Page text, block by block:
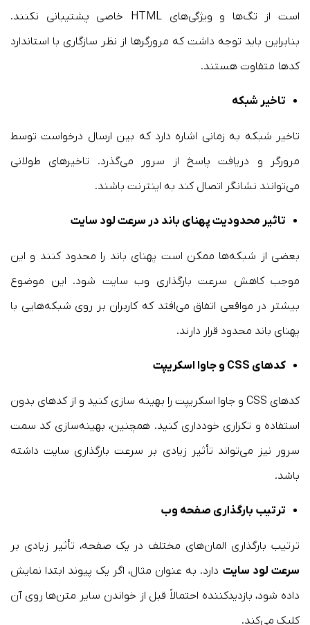
است از تگ‌ها و ویژگی‌های HTML خاصی پشتیبانی نکنند.
بنابراین باید توجه داشت که مرورگرها از نظر سازگاری با استاندارد
کدها متفاوت هستند.
تاخیر شبکه
تاخیر شبکه به زمانی اشاره دارد که بین ارسال درخواست توسط
مرورگر و دریافت پاسخ از سرور می‌گذرد. تاخیرهای طولانی
می‌توانند نشانگر اتصال کند به اینترنت باشند.
تاثیر محدودیت پهنای باند در سرعت لود سایت
بعضی از شبکه‌ها ممکن است پهنای باند را محدود کنند و این
موجب کاهش سرعت بارگذاری وب سایت شود. این موضوع
بیشتر در مواقعی اتفاق می‌افتد که کاربران بر روی شبکه‌هایی با
پهنای باند محدود قرار دارند.
کدهای CSS و جاوا اسکریپت
کد‌های CSS و جاوا اسکریپت را بهینه سازی کنید و از کدهای بدون
استفاده و تکراری خودداری کنید. همچنین، بهینه‌سازی کد سمت
سرور نیز می‌تواند تأثیر زیادی بر سرعت بارگذاری سایت داشته
باشد.
ترتیب بارگذاری صفحه وب
ترتیب بارگذاری المان‌های مختلف در یک صفحه، تأثیر زیادی بر
سرعت لود سایت دارد. به عنوان مثال، اگر یک پیوند ابتدا نمایش
داده شود، بازدیدکننده احتمالاً قبل از خواندن سایر متن‌ها روی آن
کلیک می‌کند.